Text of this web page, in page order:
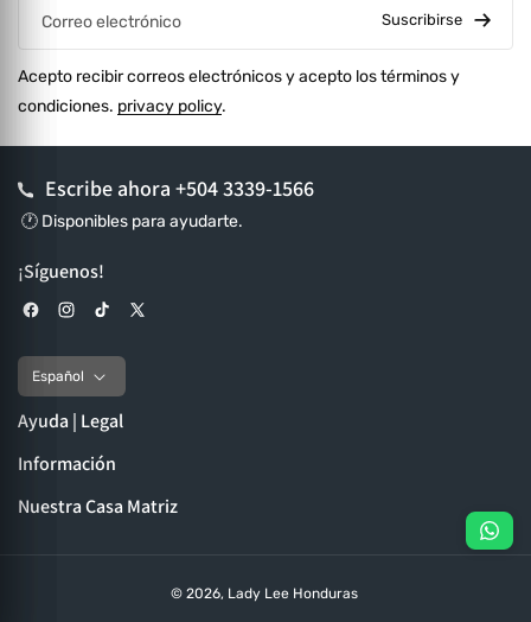
Correo electrónico Suscribirse
Acepto recibir correos electrónicos y acepto los términos y
condiciones. privacy policy.
Escribe ahora +504 3339-1566
🕐 Disponibles para ayudarte.
¡Síguenos!
Español
Ayuda | Legal
Información
Nuestra Casa Matriz
© 2026, Lady Lee Honduras